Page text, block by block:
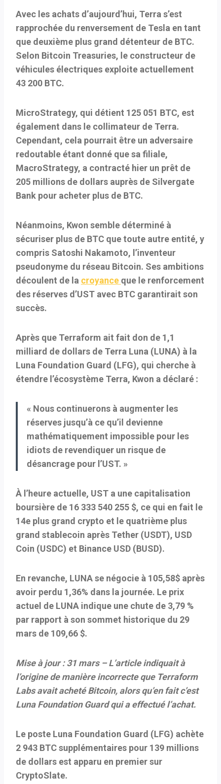
Avec les achats d’aujourd’hui, Terra s’est
rapprochée du renversement de Tesla en tant
que deuxième plus grand détenteur de BTC.
Selon Bitcoin Treasuries, le constructeur de
véhicules électriques exploite actuellement
43 200 BTC.
MicroStrategy, qui détient 125 051 BTC, est
également dans le collimateur de Terra.
Cependant, cela pourrait être un adversaire
redoutable étant donné que sa filiale,
MacroStrategy, a contracté hier un prêt de
205 millions de dollars auprès de Silvergate
Bank pour acheter plus de BTC.
Néanmoins, Kwon semble déterminé à
sécuriser plus de BTC que toute autre entité, y
compris Satoshi Nakamoto, l’inventeur
pseudonyme du réseau Bitcoin. Ses ambitions
découlent de la croyance que le renforcement
des réserves d’UST avec BTC garantirait son
succès.
Après que Terraform ait fait don de 1,1
milliard de dollars de Terra Luna (LUNA) à la
Luna Foundation Guard (LFG), qui cherche à
étendre l’écosystème Terra, Kwon a déclaré :
« Nous continuerons à augmenter les
réserves jusqu’à ce qu’il devienne
mathématiquement impossible pour les
idiots de revendiquer un risque de
désancrage pour l’UST. »
À l’heure actuelle, UST a une capitalisation
boursière de 16 333 540 255 $, ce qui en fait le
14e plus grand crypto et le quatrième plus
grand stablecoin après Tether (USDT), USD
Coin (USDC) et Binance USD (BUSD).
En revanche, LUNA se négocie à 105,58$ après
avoir perdu 1,36% dans la journée. Le prix
actuel de LUNA indique une chute de 3,79 %
par rapport à son sommet historique du 29
mars de 109,66 $.
Mise à jour : 31 mars – L’article indiquait à
l’origine de manière incorrecte que Terraform
Labs avait acheté Bitcoin, alors qu’en fait c’est
Luna Foundation Guard qui a effectué l’achat.
Le poste Luna Foundation Guard (LFG) achète
2 943 BTC supplémentaires pour 139 millions
de dollars est apparu en premier sur
CryptoSlate.